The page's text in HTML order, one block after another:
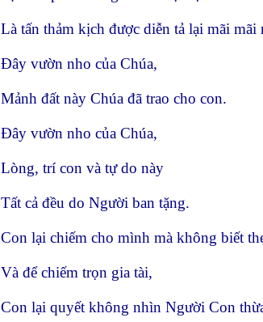
Là tấn thảm kịch được diễn tả lại mãi mãi
Đây vườn nho của Chúa,
Mảnh đất này Chúa đã trao cho con.
Đây vườn nho của Chúa,
Lòng, trí con và tự do này
Tất cả đều do Người ban tặng.
Con lại chiếm cho mình mà không biết
Và để chiếm trọn gia tài,
Con lại quyết không nhìn Người Con